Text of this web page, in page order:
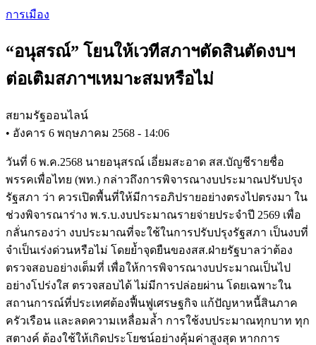
Skip
content
การเมือง
“อนุสรณ์” โยนให้เวทีสภาฯตัดสินตัดงบฯ
ต่อเติมสภาฯเหมาะสมหรือไม่
สยามรัฐออนไลน์
• อังคาร 6 พฤษภาคม 2568 - 14:06
วันที่ 6 พ.ค.2568 นายอนุสรณ์ เอี่ยมสะอาด สส.บัญชีรายชื่อ
พรรคเพื่อไทย (พท.) กล่าวถึงการพิจารณางบประมาณปรับปรุง
รัฐสภา ว่า ควรเปิดพื้นที่ให้มีการอภิปรายอย่างตรงไปตรงมา ใน
ช่วงพิจารณาร่าง พ.ร.บ.งบประมาณรายจ่ายประจำปี 2569 เพื่อ
กลั่นกรองว่า งบประมาณที่จะใช้ในการปรับปรุงรัฐสภา เป็นงบที่
จำเป็นเร่งด่วนหรือไม่ โดยย้ำจุดยืนของสส.ฝ่ายรัฐบาลว่าต้อง
ตรวจสอบอย่างเต็มที่ เพื่อให้การพิจารณางบประมาณเป็นไป
อย่างโปร่งใส ตรวจสอบได้ ไม่มีการปล่อยผ่าน โดยเฉพาะใน
สถานการณ์ที่ประเทศต้องฟื้นฟูเศรษฐกิจ แก้ปัญหาหนี้สินภาค
ครัวเรือน และลดความเหลื่อมล้ำ การใช้งบประมาณทุกบาท ทุก
สตางค์ ต้องใช้ให้เกิดประโยชน์อย่างคุ้มค่าสูงสุด หากการ